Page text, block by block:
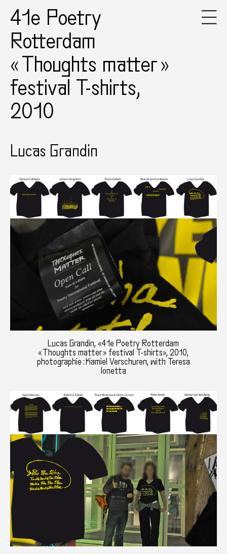
41e Poetry
Rotterdam
« Thoughts matter »
festival T-shirts,
2010
Lucas Grandin
Lucas Grandin, «41e Poetry Rotterdam
« Thoughts matter » festival T-shirts», 2010,
photographie : Kamiel Verschuren, with Teresa
Ionetta